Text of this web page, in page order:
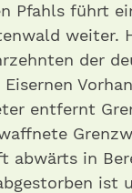
Pfahls führt
weiter.
der
entfernt
abwärts in
ist